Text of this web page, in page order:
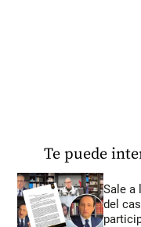
Te puede
Sale a
del